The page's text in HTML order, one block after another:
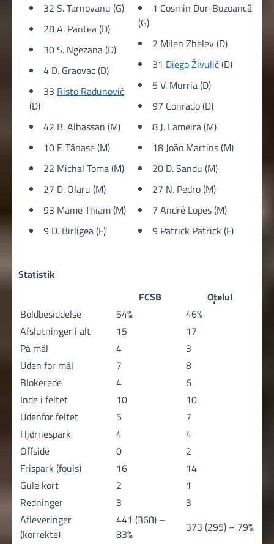
32 S. Tarnovanu (G)
28 A. Pantea (D)
30 S. Ngezana (D)
4 D. Graovac (D)
33 Risto Radunović
(D)
42 B. Alhassan (M)
10 F. Tănase (M)
22 Michal Toma (M)
27 D. Olaru (M)
93 Mame Thiam (M)
9 D. Birligea (F)
1 Cosmin Dur-Bozoancă
(G)
2 Milen Zhelev (D)
31 Diego Živulić(D)
5 V. Murria (D)
97 Conrado (D)
8 J. Lameira (M)
18 João Martins (M)
20 D. Sandu (M)
27 N. Pedro (M)
7 André Lopes (M)
9 Patrick Patrick (F)
Statistik
FCSB
Oțelul
Boldbesiddelse
54%
46%
Afslutninger i alt
15
17
På mål
4
3
Uden for mål
7
8
Blokerede
4
6
Inde i feltet
10
10
Udenfor feltet
5
7
Hjørnespark
4
4
Offside
0
2
Frispark (fouls)
16
14
Gule kort
2
1
Redninger
3
3
Afleveringer
(korrekte)
441 (368) –
83%
373 (295) – 79%